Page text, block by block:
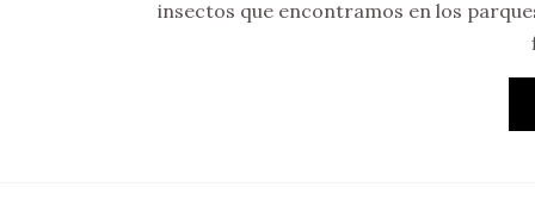
insectos que encontramos en los